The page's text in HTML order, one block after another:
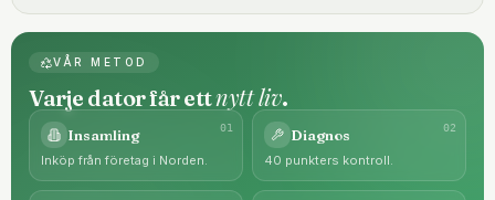
VÅR METOD
Varje dator får ettnytt liv.
01
Insamling
Inköp från företag i Norden.
02
Diagnos
40 punkters kontroll.